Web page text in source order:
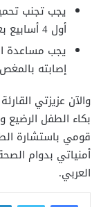
يجب تجنب
أول 4 أسابيع بعد الولادة.
يجب مساعدة
إصابته
والآن عزيزتي
بكاء الطفل الرضيع
قومي باستشارة
أمنياتي بدوام
العربي.